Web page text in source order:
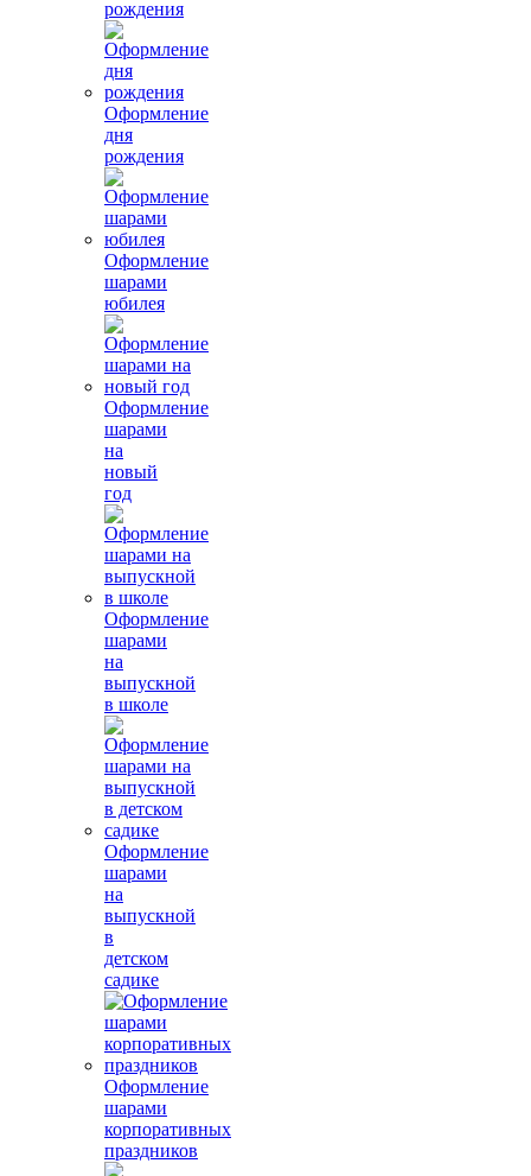
рождения
Оформление
дня
рождения
Оформление
шарами
юбилея
Оформление
шарами
на
новый
год
Оформление
шарами
на
выпускной
в школе
Оформление
шарами
на
выпускной
в
детском
садике
Оформление
шарами
корпоративных
праздников